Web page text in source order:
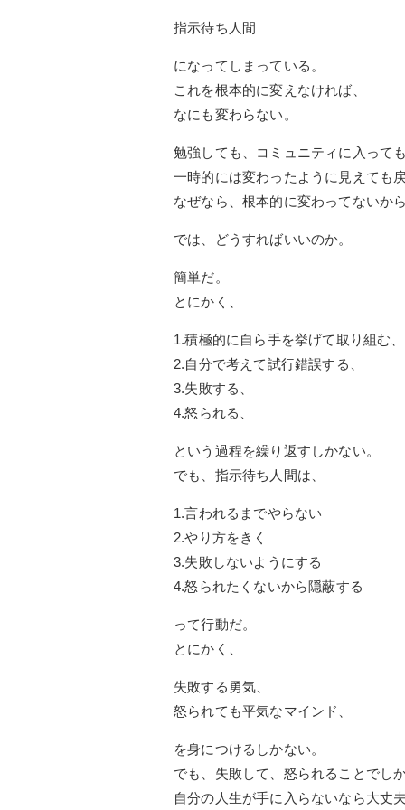
指示待ち人間
になってしまっている。
これを根本的に変えなければ、
なにも変わらない。
勉強しても、コミュニティに入っても
一時的には変わったように見えても
なぜなら、根本的に変わってないから
では、どうすればいいのか。
簡単だ。
とにかく、
1.積極的に自ら手を挙げて取り組む、
2.自分で考えて試行錯誤する、
3.失敗する、
4.怒られる、
という過程を繰り返すしかない。
でも、指示待ち人間は、
1.言われるまでやらない
2.やり方をきく
3.失敗しないようにする
4.怒られたくないから隠蔽する
って行動だ。
とにかく、
失敗する勇気、
怒られても平気なマインド、
を身につけるしかない。
でも、失敗して、怒られることでしか
自分の人生が手に入らないなら大丈